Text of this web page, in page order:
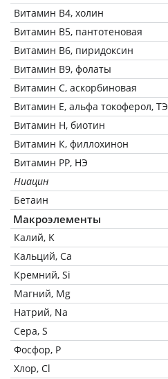
Витамин В4, холин
Витамин В5, пантотеновая
Витамин В6, пиридоксин
Витамин В9, фолаты
Витамин C, аскорбиновая
Витамин Е, альфа токоферол, ТЭ
Витамин Н, биотин
Витамин К, филлохинон
Витамин РР, НЭ
Ниацин
Бетаин
Макроэлементы
Калий, K
Кальций, Ca
Кремний, Si
Магний, Mg
Натрий, Na
Сера, S
Фосфор, P
Хлор, Cl